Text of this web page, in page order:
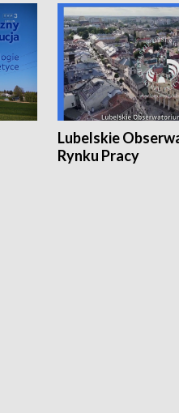
Lubelskie
Rynku Pracy